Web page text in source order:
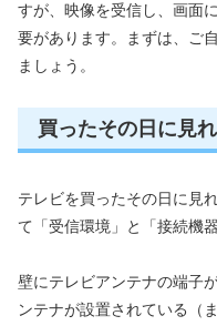
すが、映像を受信し、画面
要があります。まずは、ご
ましょう。
買ったその日に見
テレビを買ったその日に見
て「受信環境」と「接続機
壁にテレビアンテナの端子
ンテナが設置されている（